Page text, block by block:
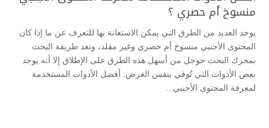
منسوخ أم حصري ؟
يوجد العديد من الطرق التي يمكن الاستعانة بها للتعرف عن ما إذا كان
المحتوى الأجنبي منسوخ أم حصري وغير مقلد، وتعد طريقة البحث
بمحرك البحث جوجل من أسهل هذه الطرق على الإطلاق إلا أنه يوجد
بعض الأدوات التي تُوفي بنفس الغرض. أفضل الأدوات المستخدمة
لمعرفة المحتوى الأجنبي...